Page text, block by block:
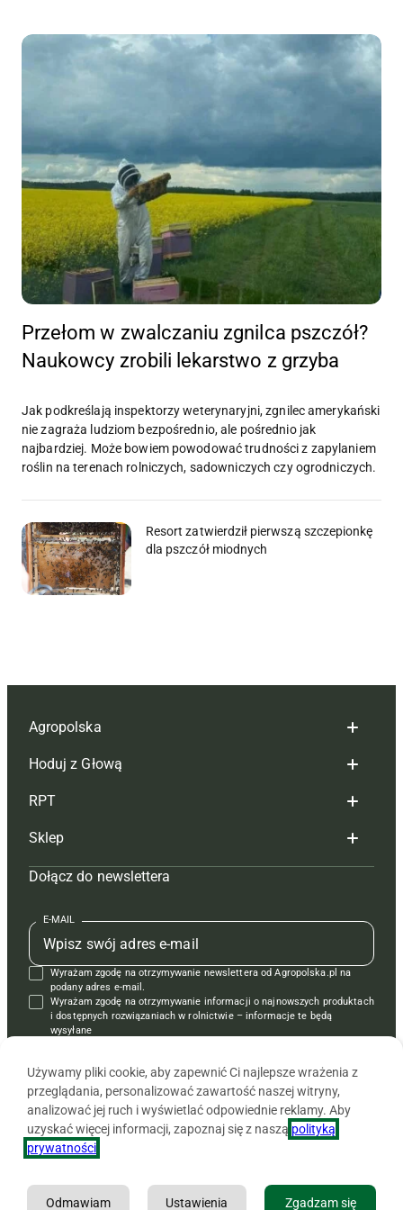
Przełom w zwalczaniu zgnilca pszczół?
Naukowcy zrobili lekarstwo z grzyba
Jak podkreślają inspektorzy weterynaryjni, zgnilec amerykański
nie zagraża ludziom bezpośrednio, ale pośrednio jak
najbardziej. Może bowiem powodować trudności z zapylaniem
roślin na terenach rolniczych, sadowniczych czy ogrodniczych.
Resort zatwierdził pierwszą szczepionkę
dla pszczół miodnych
Agropolska
Redakcja
Reklama
Tagi
Mapa serwisu
Kontakt
Regulamin
Polityka prywatności
Hoduj z Głową
Hoduj z głową bydło
Hoduj z głową świnie
Prenumerata
Redakcja
Kontakt
Reklama
RPT
Redakcja
Prenumerata
Reklama
Kontakt
Krzyżówki
Sklep
Czasopisma i prenumerata
Książki
Regulamin
Dołącz do newslettera
E-MAIL
Wyrażam zgodę na otrzymywanie newslettera od Agropolska.pl na
podany adres e-mail.
Wyrażam zgodę na otrzymywanie informacji o najnowszych produktach
i dostępnych rozwiązaniach w rolnictwie – informacje te będą
wysyłane
Używamy pliki cookie, aby zapewnić Ci najlepsze wrażenia z
przeglądania, personalizować zawartość naszej witryny,
analizować jej ruch i wyświetlać odpowiednie reklamy. Aby
uzyskać więcej informacji, zapoznaj się z naszą polityką
prywatności
Zgadzam się
Ustawienia
Odmawiam